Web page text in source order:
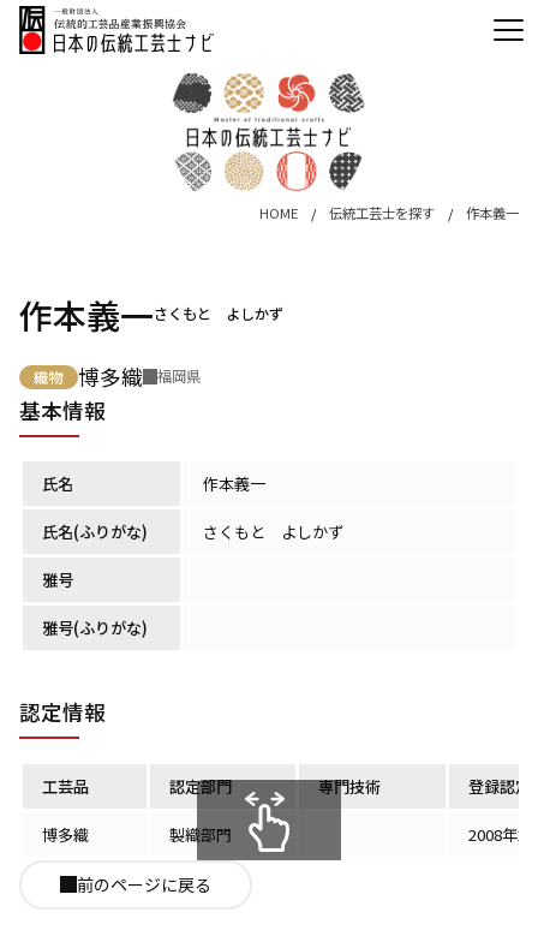
HOME 伝統工芸士を探す 作本義一
作本義一さくもと よしかず
織物 博多織 福岡県
基本情報
氏名 作本義一
氏名(ふりがな) さくもと よしかず
雅号
雅号(ふりがな)
認定情報
工芸品 認定部門 専門技術 登録認定
博多織 製織部門 2008年2
前のページに戻る